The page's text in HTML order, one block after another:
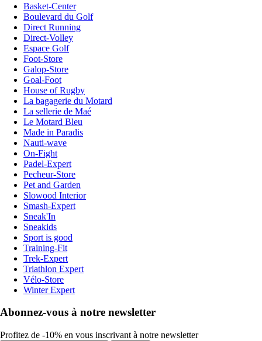
Basket-Center
Boulevard du Golf
Direct Running
Direct-Volley
Espace Golf
Foot-Store
Galop-Store
Goal-Foot
House of Rugby
La bagagerie du Motard
La sellerie de Maé
Le Motard Bleu
Made in Paradis
Nauti-wave
On-Fight
Padel-Expert
Pecheur-Store
Pet and Garden
Slowood Interior
Smash-Expert
Sneak'In
Sneakids
Sport is good
Training-Fit
Trek-Expert
Triathlon Expert
Vélo-Store
Winter Expert
Abonnez-vous à notre newsletter
Profitez de -10% en vous inscrivant à notre newsletter